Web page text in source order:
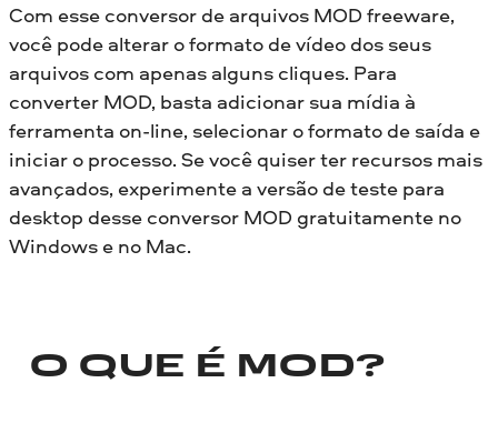
Com esse conversor de arquivos MOD freeware,
você pode alterar o formato de vídeo dos seus
arquivos com apenas alguns cliques. Para
converter MOD, basta adicionar sua mídia à
ferramenta on-line, selecionar o formato de saída e
iniciar o processo. Se você quiser ter recursos mais
avançados, experimente a versão de teste para
desktop desse conversor MOD gratuitamente no
Windows e no Mac.
O QUE É MOD?